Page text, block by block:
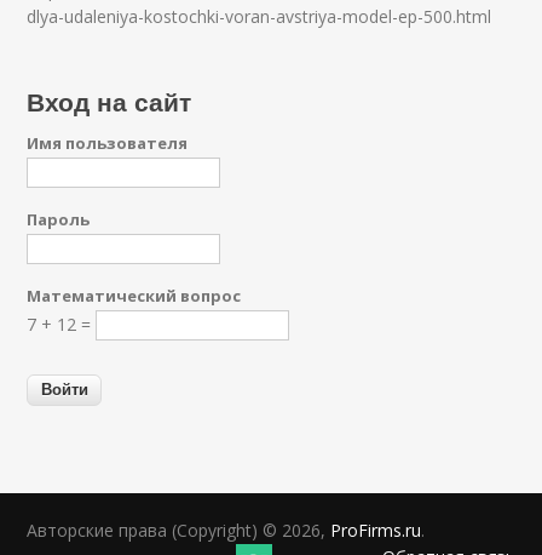
dlya-udaleniya-kostochki-voran-avstriya-model-ep-500.html
Вход на сайт
Имя пользователя
Пароль
Математический вопрос
7 + 12 =
Авторские права (Copyright) © 2026, ProFirms.ru.